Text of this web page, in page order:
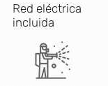
Red eléctrica
incluida